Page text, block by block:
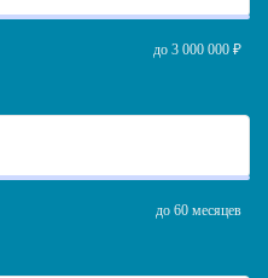
до 3 000 000 ₽
до 60 месяцев